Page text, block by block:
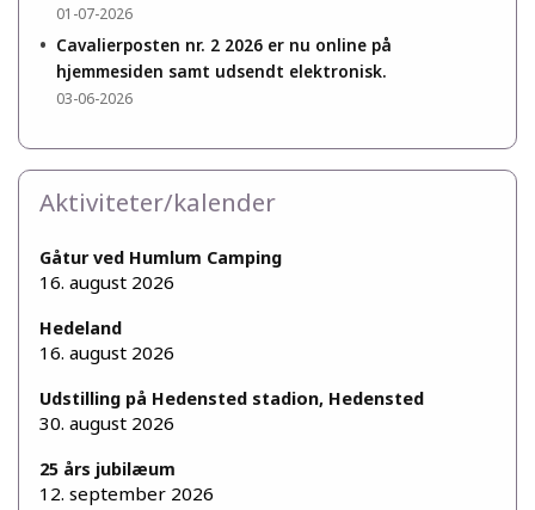
01-07-2026
• Cavalierposten nr. 2 2026 er nu online på
hjemmesiden samt udsendt elektronisk.
03-06-2026
Aktiviteter/kalender
Gåtur ved Humlum Camping
16. august 2026
Hedeland
16. august 2026
Udstilling på Hedensted stadion, Hedensted
30. august 2026
25 års jubilæum
12. september 2026